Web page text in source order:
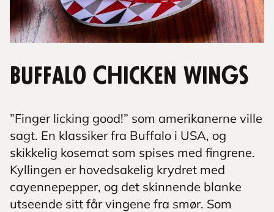
Buffalo Chicken Wings
”Finger licking good!” som amerikanerne ville
sagt. En klassiker fra Buffalo i USA, og
skikkelig kosemat som spises med fingrene.
Kyllingen er hovedsakelig krydret med
cayennepepper, og det skinnende blanke
utseende sitt får vingene fra smør. Som